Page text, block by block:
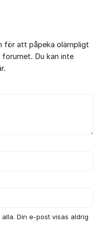
för att påpeka olämpligt
Du kan inte
Din e-post visas aldrig